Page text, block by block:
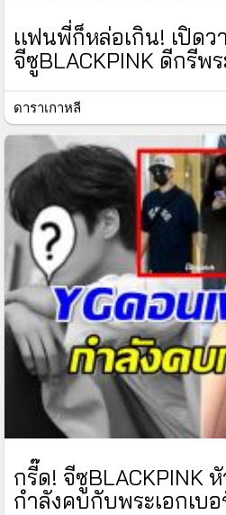
เเฟนพี่ก็หล่อเกิน! เปิดว
จีซูBLACKPINK ดีกรีพร
ดาราเกาหลี
กรี๊ด! จีซูBLACKPINK หั
กำลังคบกับพระเอกเบ